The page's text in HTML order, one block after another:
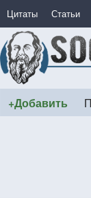
Цитаты Статьи
+Добавить